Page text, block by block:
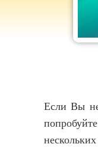
Если Вы